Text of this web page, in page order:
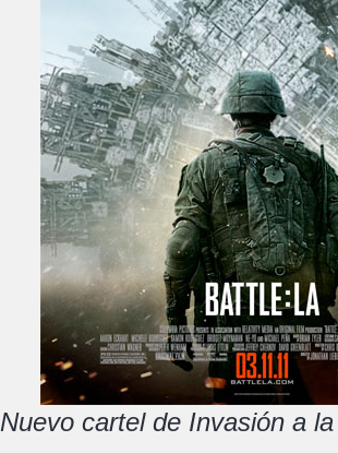
Nuevo cartel de Invasión a